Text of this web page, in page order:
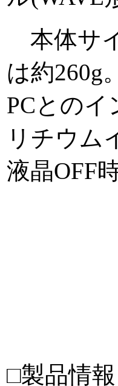
本体サ
は約260g
PCとの
リチウム
液晶OFF
□製品情報